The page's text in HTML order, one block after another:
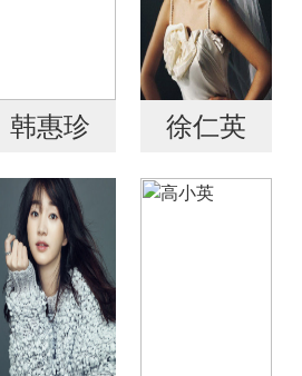
韩惠珍 徐仁英